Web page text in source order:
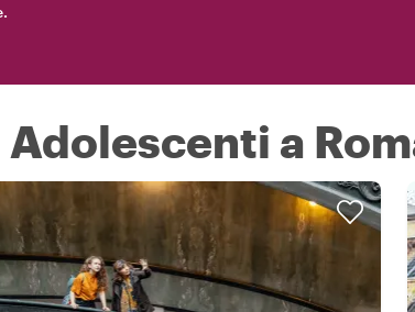
a